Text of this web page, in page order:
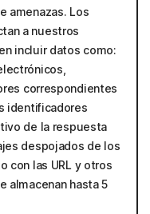
amenazas. Los
a nuestros
incluir datos como:
correspondientes
identificadores
de la respuesta
despojados de los
con las URL y otros
almacenan hasta 5